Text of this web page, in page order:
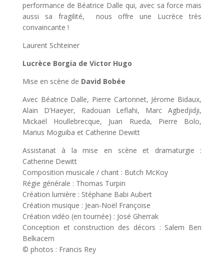
performance de Béatrice Dalle qui, avec sa force mais
aussi sa fragilité, nous offre une Lucrèce très
convaincante !
Laurent Schteiner
Lucrèce Borgia de Victor Hugo
Mise en scène de David Bobée
Avec Béatrice Dalle, Pierre Cartonnet, Jérome Bidaux,
Alain D’Haeyer, Radouan Leflahi, Marc Agbedjidji,
Mickaël Houllebrecque, Juan Rueda, Pierre Bolo,
Marius Moguiba et Catherine Dewitt
Assistanat à la mise en scène et dramaturgie :
Catherine Dewitt
Composition musicale / chant : Butch McKoy
Régie générale : Thomas Turpin
Création lumière : Stéphane Babi Aubert
Création musique : Jean-Noël Françoise
Création vidéo (en tournée) : José Gherrak
Conception et construction des décors : Salem Ben
Belkacem
© photos : Francis Rey